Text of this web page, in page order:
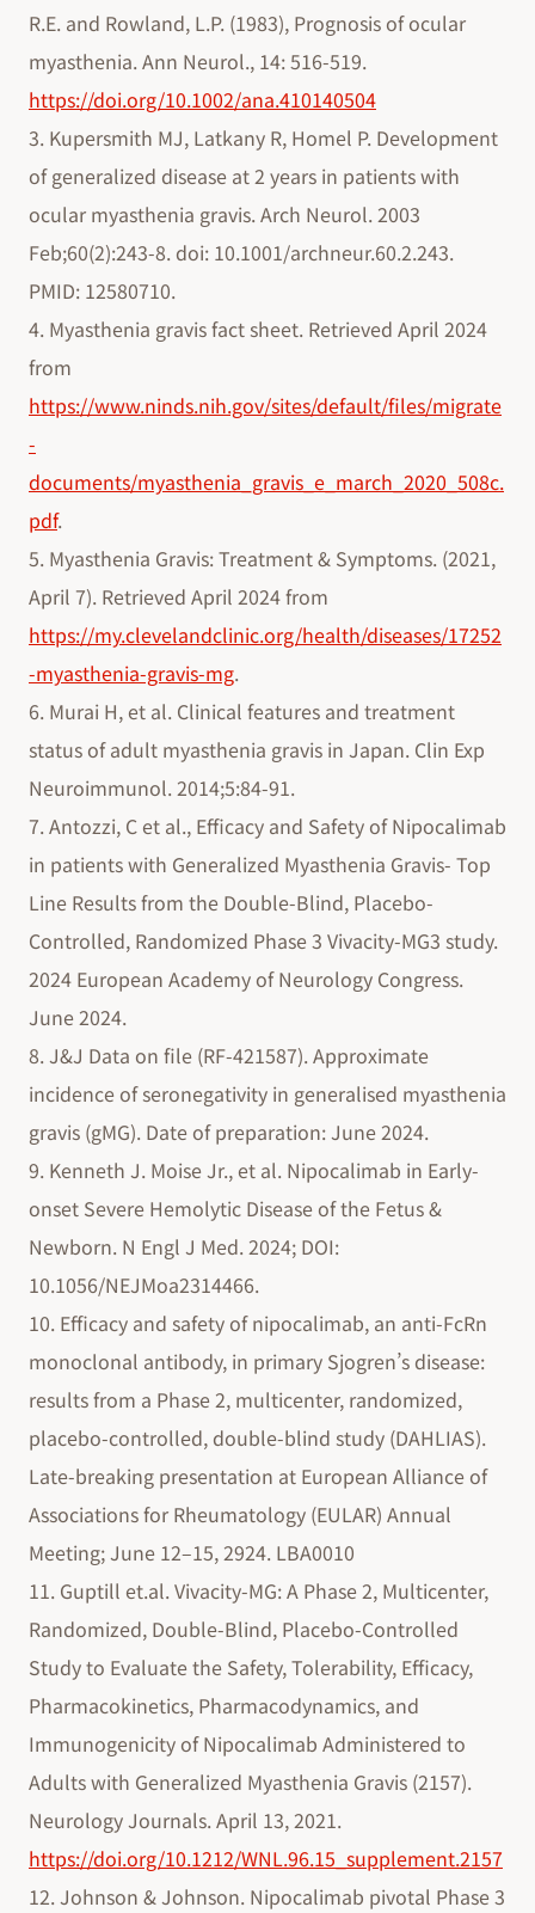
R.E. and Rowland, L.P. (1983), Prognosis of ocular
myasthenia. Ann Neurol., 14: 516-519.
https://doi.org/10.1002/ana.410140504
3. Kupersmith MJ, Latkany R, Homel P. Development
of generalized disease at 2 years in patients with
ocular myasthenia gravis. Arch Neurol. 2003
Feb;60(2):243-8. doi: 10.1001/archneur.60.2.243.
PMID: 12580710.
4. Myasthenia gravis fact sheet. Retrieved April 2024
from
https://www.ninds.nih.gov/sites/default/files/migrate
-
documents/myasthenia_gravis_e_march_2020_508c.
pdf.
5. Myasthenia Gravis: Treatment & Symptoms. (2021,
April 7). Retrieved April 2024 from
https://my.clevelandclinic.org/health/diseases/17252
-myasthenia-gravis-mg.
6. Murai H, et al. Clinical features and treatment
status of adult myasthenia gravis in Japan. Clin Exp
Neuroimmunol. 2014;5:84-91.
7. Antozzi, C et al., Efficacy and Safety of Nipocalimab
in patients with Generalized Myasthenia Gravis- Top
Line Results from the Double-Blind, Placebo-
Controlled, Randomized Phase 3 Vivacity-MG3 study.
2024 European Academy of Neurology Congress.
June 2024.
8. J&J Data on file (RF-421587). Approximate
incidence of seronegativity in generalised myasthenia
gravis (gMG). Date of preparation: June 2024.
9. Kenneth J. Moise Jr., et al. Nipocalimab in Early-
onset Severe Hemolytic Disease of the Fetus &
Newborn. N Engl J Med. 2024; DOI:
10.1056/NEJMoa2314466.
10. Efficacy and safety of nipocalimab, an anti-FcRn
monoclonal antibody, in primary Sjogren’s disease:
results from a Phase 2, multicenter, randomized,
placebo-controlled, double-blind study (DAHLIAS).
Late-breaking presentation at European Alliance of
Associations for Rheumatology (EULAR) Annual
Meeting; June 12–15, 2924. LBA0010
11. Guptill et.al. Vivacity-MG: A Phase 2, Multicenter,
Randomized, Double-Blind, Placebo-Controlled
Study to Evaluate the Safety, Tolerability, Efficacy,
Pharmacokinetics, Pharmacodynamics, and
Immunogenicity of Nipocalimab Administered to
Adults with Generalized Myasthenia Gravis (2157).
Neurology Journals. April 13, 2021.
https://doi.org/10.1212/WNL.96.15_supplement.2157
12. Johnson & Johnson. Nipocalimab pivotal Phase 3